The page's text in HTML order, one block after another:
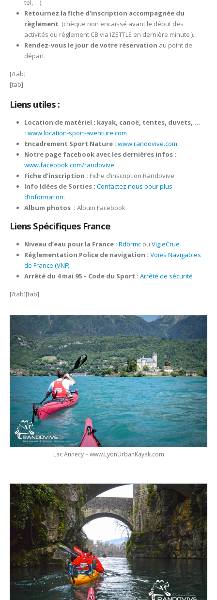
tel, …).
Retournez la fiche d’inscription accompagnée du
règlement (chèque non encaissé avant le début des
activités ou règlement CB via IZETTLE en dernière minute ).
Rendez-vous le jour de votre réservation au point de
départ.
[/tab]
[tab]
Liens utiles :
Location de matériel : kayak, canoë, tentes, duvets, …
: www.location-sport-aventure.com
Encadrement Sport Nature : www.randovive.com
Notre page facebook avec les dernières infos :
www.facebook.com/randovive
Fiche d’inscription : Fiche d’inscription Randovive
Info Idées de Sorties : Contactez nous pour plus
d’information.
Album photos : Album Facebook
Liens Spécifiques France
Niveau d’eau pour la France : Rdbrmcou VigieCrue
Réglementation Police de navigation : Voies Navigables
de France (VNF)
Arrêté du 4 mai 95 – Code du Sport : Arrêté de sécurité
[/tab][tab]
Lac Annecy – www.LyonUrbanKayak.com